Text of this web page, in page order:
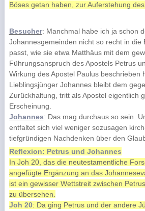
Böses getan haben, zur Auferstehung des
Besucher: Manchmal habe ich ja schon
Johannesgemeinden nicht so recht in die
passt, wie sie etwa Matthäus mit dem
Führungsanspruch des Apostels Petrus
Wirkung des Apostel Paulus beschrieben
Lieblingsjünger Johannes bleibt dem
Zurückhaltung, tritt als Apostel eigentlich
Erscheinung.
Johannes: Das mag durchaus so sein.
entfaltet sich viel weniger sozusagen
tiefgründigen Nachdenken über den
Reflexion: Petrus und Johannes
In Joh 20, das die neutestamentliche
angefügte Ergänzung an das
ist ein gewisser Wettstreit zwischen
zu übersehen.
Joh 20: Da ging Petrus und der andere